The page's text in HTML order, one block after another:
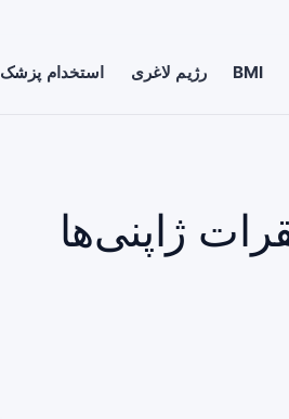
BMI رژیم لاغری استخدام پزشک
ژاپنی‌ها